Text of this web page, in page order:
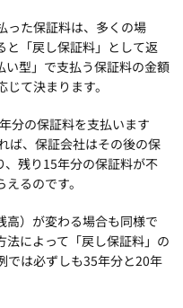
った保証料は、多くの場
と「戻し保証料」として返
い型」で支払う保証料の金額
て決まります。
分の保証料を支払います
ば、保証会社はその後の保
、残り15年分の保証料が不
るのです。
高）が変わる場合も同様で
法によって「戻し保証料」の
では必ずしも35年分と20年